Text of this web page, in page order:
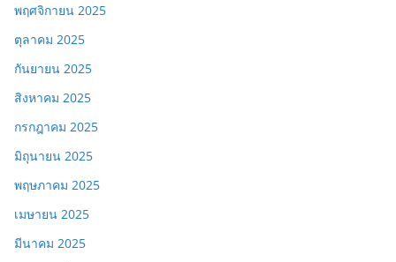
พฤศจิกายน 2025
ตุลาคม 2025
กันยายน 2025
สิงหาคม 2025
กรกฎาคม 2025
มิถุนายน 2025
พฤษภาคม 2025
เมษายน 2025
มีนาคม 2025